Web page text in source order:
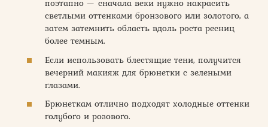
поэтапно — сначала веки нужно накрасить
светлыми оттенками бронзового или золотого, а
затем затемнить область вдоль роста ресниц
более темным.
Если использовать блестящие тени, получится
вечерний макияж для брюнетки с зелеными
глазами.
Брюнеткам отлично подходят холодные оттенки
голубого и розового.